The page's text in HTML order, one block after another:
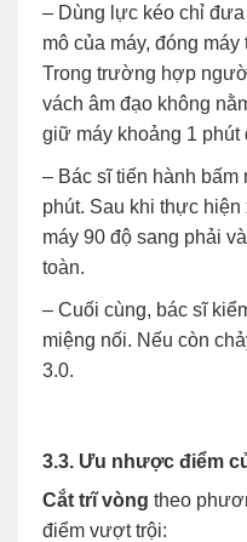
– Dùng lực kéo chỉ
mô của máy, đóng
Trong trường hợp
vách âm đạo không
giữ máy khoảng 1 phút
– Bác sĩ tiến hành bấm
phút. Sau khi thực
máy 90 độ sang phải
toàn.
– Cuối cùng, bác sĩ
miệng nối. Nếu còn
3.0.
3.3. Ưu nhược điểm
Cắt trĩ vòng theo
điểm vượt trội: